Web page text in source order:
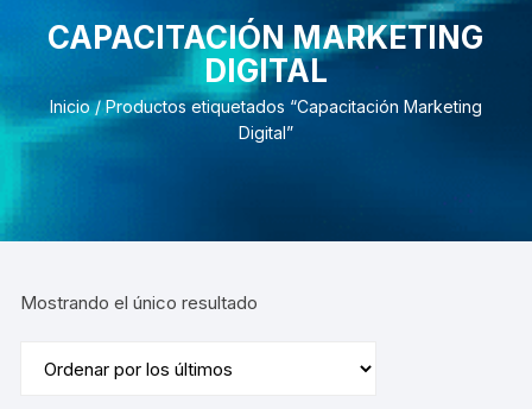
CAPACITACIÓN MARKETING
DIGITAL
Inicio/ Productos etiquetados “Capacitación Marketing
Digital”
Mostrando el único resultado